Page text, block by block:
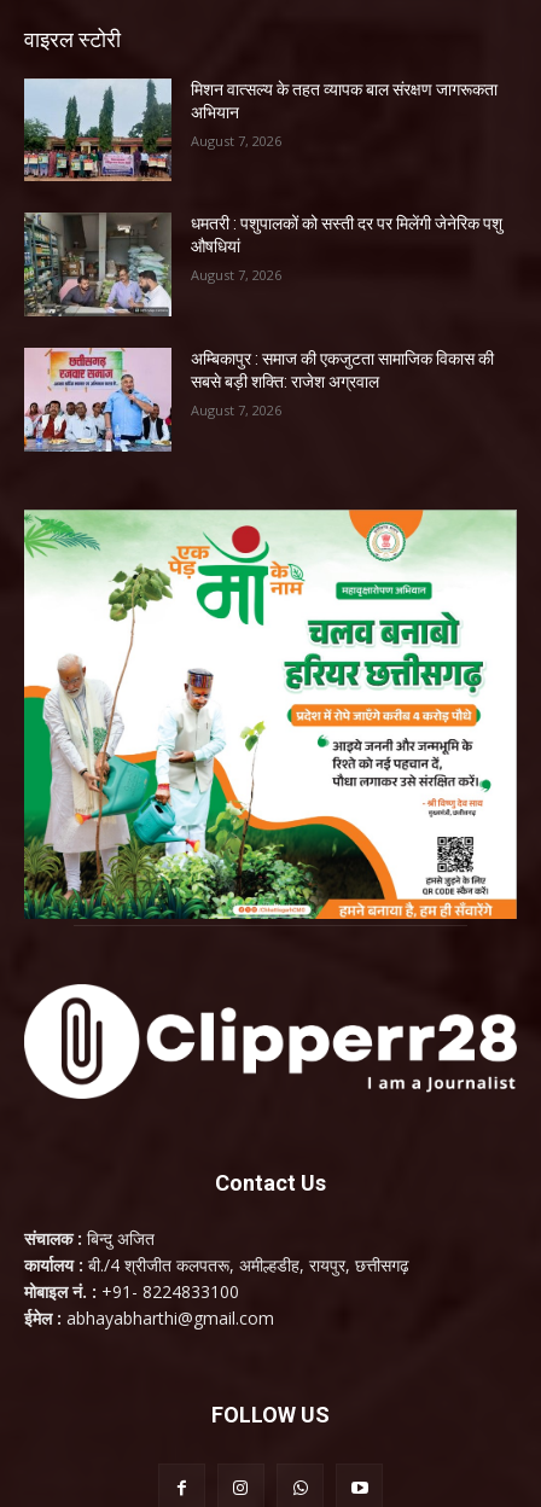
वाइरल स्टोरी
मिशन वात्सल्य के तहत व्यापक बाल संरक्षण जागरूकता
अभियान
August 7, 2026
धमतरी : पशुपालकों को सस्ती दर पर मिलेंगी जेनेरिक पशु
औषधियां
August 7, 2026
अम्बिकापुर : समाज की एकजुटता सामाजिक विकास की
सबसे बड़ी शक्ति: राजेश अग्रवाल
August 7, 2026
Contact Us
संचालक : बिन्दु अजित
कार्यालय : बी./4 श्रीजीत कलपतरू, अमील्हडीह, रायपुर, छत्तीसगढ़
मोबाइल नं. : +91- 8224833100
ईमेल : abhayabharthi@gmail.com
FOLLOW US